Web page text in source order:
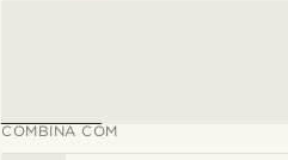
COMBINA COM